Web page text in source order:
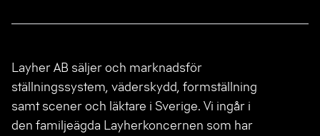
Layher AB säljer och marknadsför
ställningssystem, väderskydd, formställning
samt scener och läktare i Sverige. Vi ingår i
den familjeägda Layherkoncernen som har